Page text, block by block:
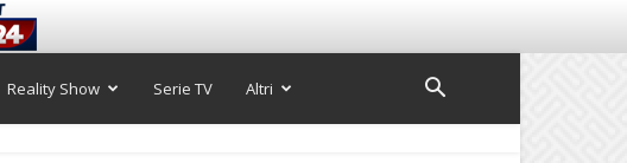
Reality Show Serie TV Altri